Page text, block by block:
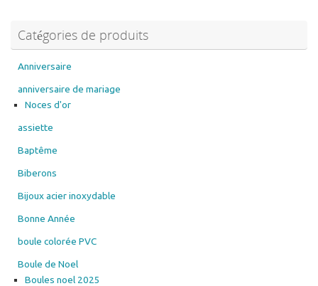
Catégories de produits
Anniversaire
anniversaire de mariage
Noces d'or
assiette
Baptême
Biberons
Bijoux acier inoxydable
Bonne Année
boule colorée PVC
Boule de Noel
Boules noel 2025